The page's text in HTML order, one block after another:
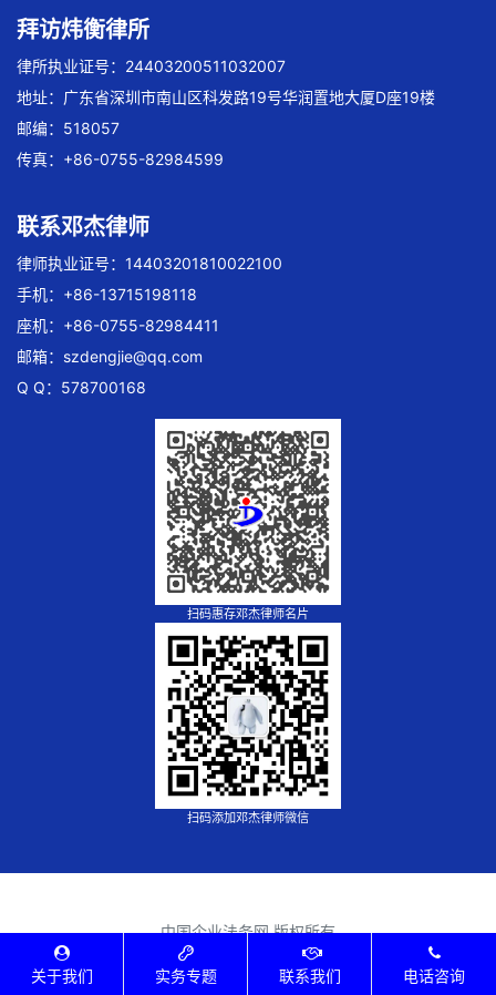
拜访炜衡律所
律所执业证号：24403200511032007
地址：广东省深圳市南山区科发路19号华润置地大厦D座19楼
邮编：518057
传真：+86-0755-82984599
联系邓杰律师
律师执业证号：14403201810022100
手机：+86-13715198118
座机：+86-0755-82984411
邮箱： szdengjie@qq.com
Q Q：578700168
扫码惠存邓杰律师名片
扫码添加邓杰律师微信
中国企业法务网 版权所有
Copyright©2012-
2026 qiyelaw.com, All Rights Reserved.
建站由法脉网提供，点击购买同款网站
关于我们 实务专题 联系我们 电话咨询